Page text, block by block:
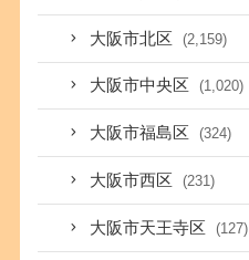
大阪市北区 (2,159)
大阪市中央区 (1,020)
大阪市福島区 (324)
大阪市西区 (231)
大阪市天王寺区 (127)